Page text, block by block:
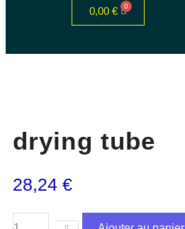
0,00 €
drying tube
28,24 €